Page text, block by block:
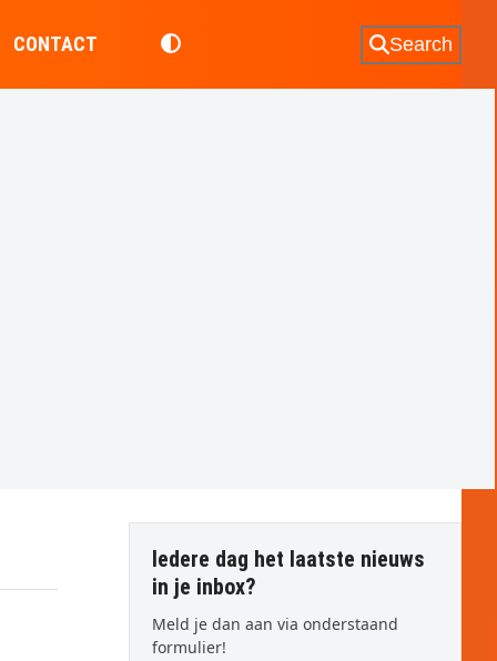
CONTACT Search
Iedere dag het laatste nieuws
in je inbox?
Meld je dan aan via onderstaand
formulier!